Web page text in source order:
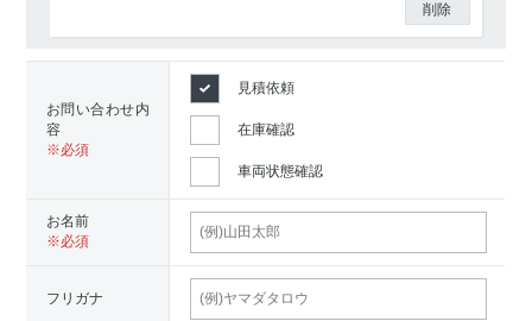
削除
お問い合わせ内
容
見積依頼
在庫確認
車両状態確認
お名前
フリガナ